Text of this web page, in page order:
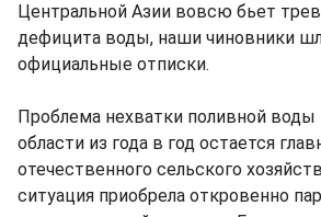
Центральной Азии вовсю бьет
дефицита воды, наши чиновники
официальные отписки.
Проблема нехватки поливной воды
области из года в год остается
отечественного сельского
ситуация приобрела откровенно